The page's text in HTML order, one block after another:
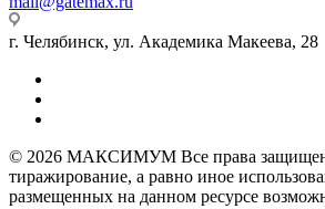
г. Челябинск, ул. Академика Макеева, 28
© 2026 МАКСИМУМ Все права
тиражирование, а равно иное
размещенных на данном ресурсе